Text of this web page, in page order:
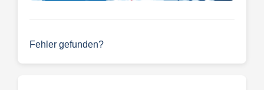
Fehler gefunden?